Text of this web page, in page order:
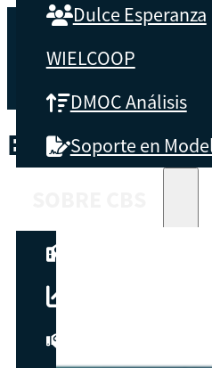
Dulce Esperanza
WIELCOOP
DMOC Análisis
Soporte en
ETIQUETA: